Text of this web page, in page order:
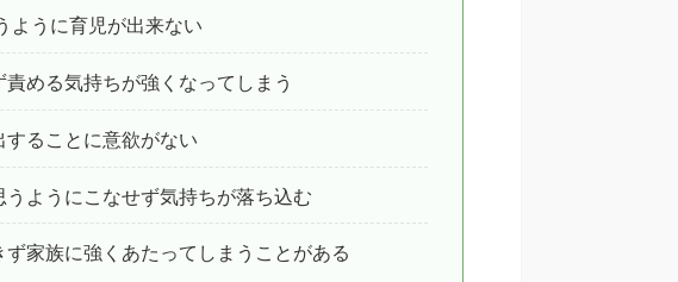
ように育児が出来ない
める気持ちが強くなってしまう
ることに意欲がない
ようにこなせず気持ちが落ち込む
家族に強くあたってしまうことがある